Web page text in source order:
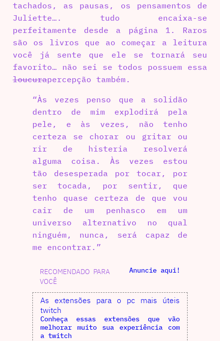
tachados, as pausas, os pensamentos de
Juliette…. tudo encaixa-se
perfeitamente desde a página 1. Raros
são os livros que ao começar a leitura
você já sente que ele se tornará seu
favorito… não sei se todos possuem essa
loucurapercepção também.
“Às vezes penso que a solidão
dentro de mim explodirá pela
pele, e às vezes, não tenho
certeza se chorar ou gritar ou
rir de histeria resolverá
alguma coisa. Às vezes estou
tão desesperada por tocar, por
ser tocada, por sentir, que
tenho quase certeza de que vou
cair de um penhasco em um
universo alternativo no qual
ninguém, nunca, será capaz de
me encontrar.”
RECOMENDADO PARA
VOCÊ
Anuncie aqui!
As extensões para o pc mais úteis
twitch
Conheça essas extensões que vão
melhorar muito sua experiência com
a twitch